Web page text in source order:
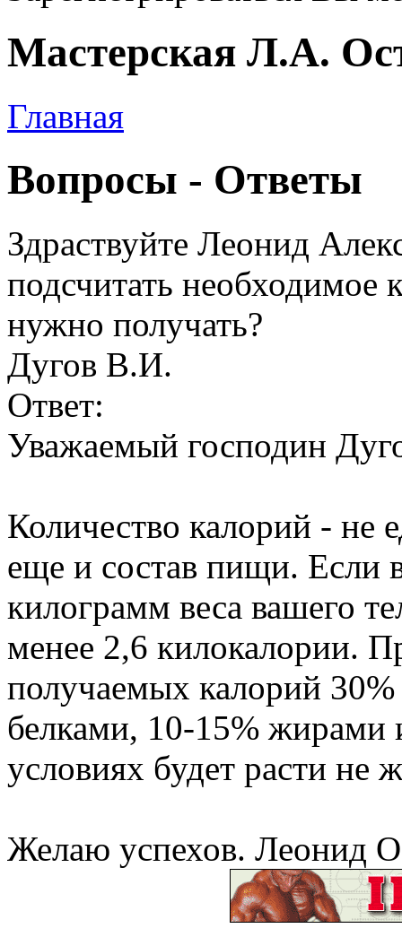
Мастерская Л.А.
Главная
Вопросы - Ответы
Здраствуйте Леонид
подсчитать необходимое
нужно получать?
Дугов В.И.
Ответ:
Уважаемый господин
Количество калорий - не
еще и состав пищи. Если
килограмм веса вашего
менее 2,6 килокалории.
получаемых калорий
белками, 10-15% жирами
условиях будет расти не
Желаю успехов. Леонид